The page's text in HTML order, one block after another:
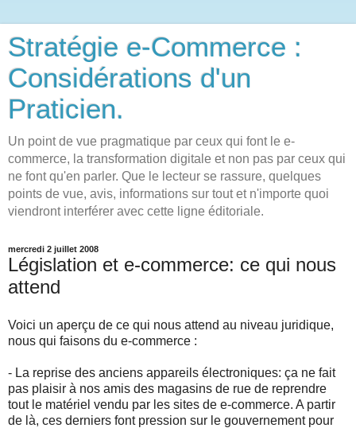
Stratégie e-Commerce :
Considérations d'un
Praticien.
Un point de vue pragmatique par ceux qui font le e-
commerce, la transformation digitale et non pas par ceux qui
ne font qu'en parler. Que le lecteur se rassure, quelques
points de vue, avis, informations sur tout et n'importe quoi
viendront interférer avec cette ligne éditoriale.
mercredi 2 juillet 2008
Législation et e-commerce: ce qui nous
attend
Voici un aperçu de ce qui nous attend au niveau juridique,
nous qui faisons du e-commerce :
- La reprise des anciens appareils électroniques: ça ne fait
pas plaisir à nos amis des magasins de rue de reprendre
tout le matériel vendu par les sites de e-commerce. A partir
de là, ces derniers font pression sur le gouvernement pour